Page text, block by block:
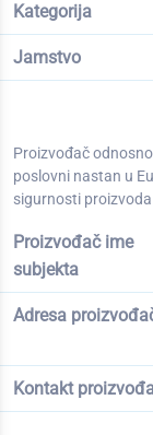
Kategorija
Jamstvo
Proizvođač
poslovni nastan u
sigurnosti proizvoda
Proizvođač ime
subjekta
Adresa
Kontakt